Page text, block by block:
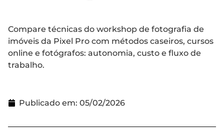
Compare técnicas do workshop de fotografia de
imóveis da Pixel Pro com métodos caseiros, cursos
online e fotógrafos: autonomia, custo e fluxo de
trabalho.
Publicado em: 05/02/2026